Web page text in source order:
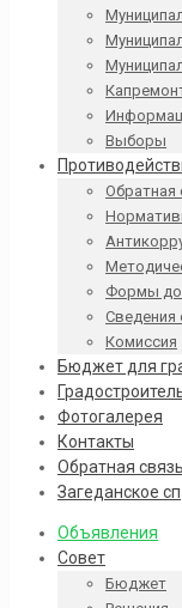
Выборы
Обратная
Формы
Сведения
Комиссия
Бюджет для
Фотогалерея
Контакты
Обратная связь
Загеданское сп
Объявления
Совет
Бюджет